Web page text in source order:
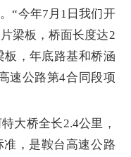
“今年7月1日我们开
梁板，桥面长度达2
板，年底路基和桥涵
速公路第4合同段项
桥全长2.4公里，
，是鞍台高速公路